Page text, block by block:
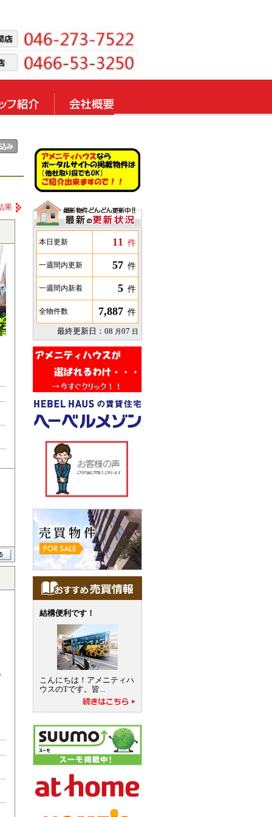
本日更新 11 件
一週間内更新 57 件
一週間内新着 5 件
全物件数 7,887 件
最終更新日：08 月07 日
結構便利です！
こんにちは！アメニティハ
ウスのTです。皆...
果